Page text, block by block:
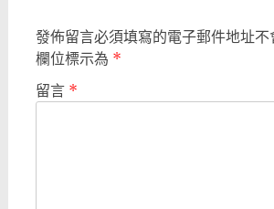
發佈留言必須填寫的電子郵件地址不
欄位標示為 *
留言 *